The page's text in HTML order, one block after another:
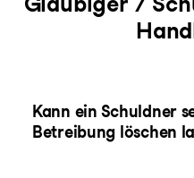
Kann ein Schuldner
Betreibung löschen